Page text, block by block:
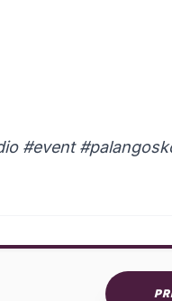
#event